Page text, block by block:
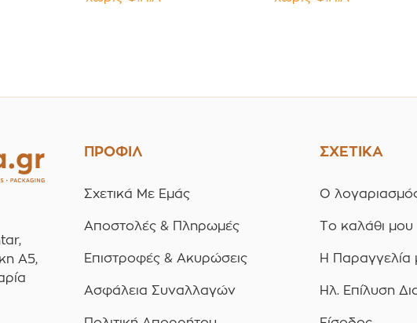
Παρέμβυσμα
Παρέμβυσμα
Α5,
ΠΡΟΦΙΛ
Σχετικά Με Εμάς
Αποστολές & Πληρωμές
Επιστροφές & Ακυρώσεις
Ασφάλεια Συναλλαγών
ΣΧΕΤΙΚΑ
Ο
Το καλάθι μου
Η Παραγγελία
Ηλ. Επίλυση